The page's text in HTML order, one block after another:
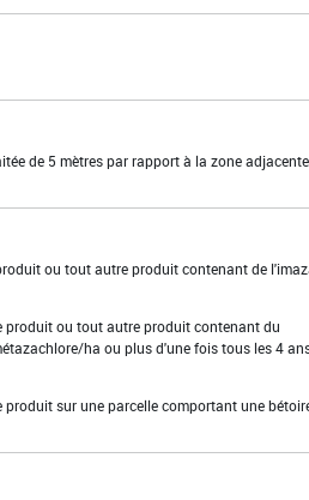
de 5 mètres par rapport à la zone
ou tout autre produit contenant de
produit ou tout autre produit contenant du
ha ou plus d'une fois tous les 4
produit sur une parcelle comportant une